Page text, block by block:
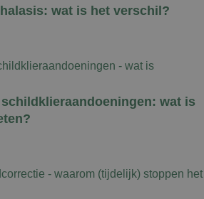
wat is het verschil?
wat is